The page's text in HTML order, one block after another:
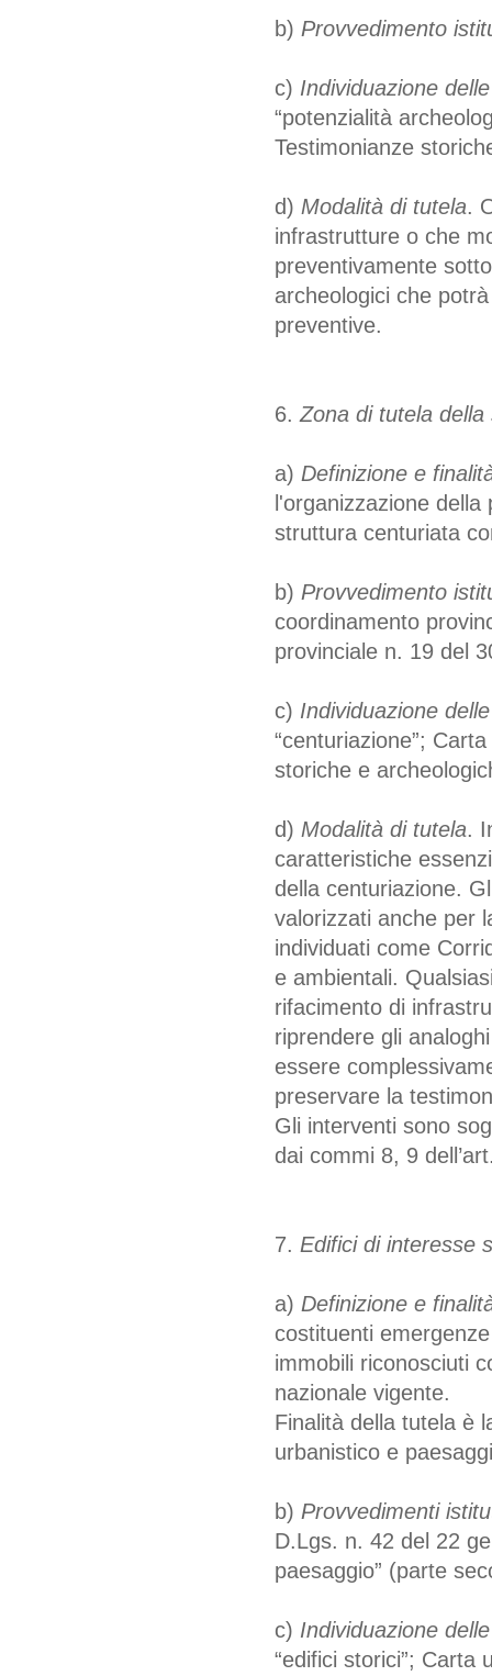
b) Provvedimento
c) Individuazione
“potenzialità
Testimonianze
d) Modalità di tutela.
infrastrutture o che
preventivamente
archeologici che
preventive.
6. Zona di tutela
a) Definizione e
l'organizzazione
struttura centuriata
b) Provvedimento
coordinamento
provinciale n. 19 del
c) Individuazione
“centuriazione”;
storiche e
d) Modalità di tutela.
caratteristiche
della centuriazione.
valorizzati anche per
individuati come
e ambientali.
rifacimento di
riprendere gli
essere
preservare la
Gli interventi sono
dai commi 8, 9
7. Edifici di interesse
a) Definizione e
costituenti
immobili riconosciuti
nazionale vigente.
Finalità della tutela è
urbanistico e
b) Provvedimenti
D.Lgs. n. 42 del 22
paesaggio” (parte
c) Individuazione
“edifici storici”; Carta